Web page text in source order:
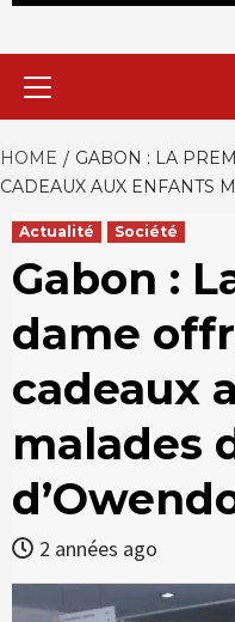
HOME
GABON : LA
CADEAUX AUX ENFANTS
Actualité Société
Gabon :
dame
cadeaux
malades
2 années ago